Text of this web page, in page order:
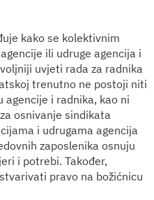
kako se kolektivnim
ili udruge agencija i
uvjeti rada za radnika
trenutno ne postoji niti
agencije i radnika, kao ni
osnivanje sindikata
i udrugama agencija
zaposlenika osnuju
i potrebi. Također,
pravo na božićnicu